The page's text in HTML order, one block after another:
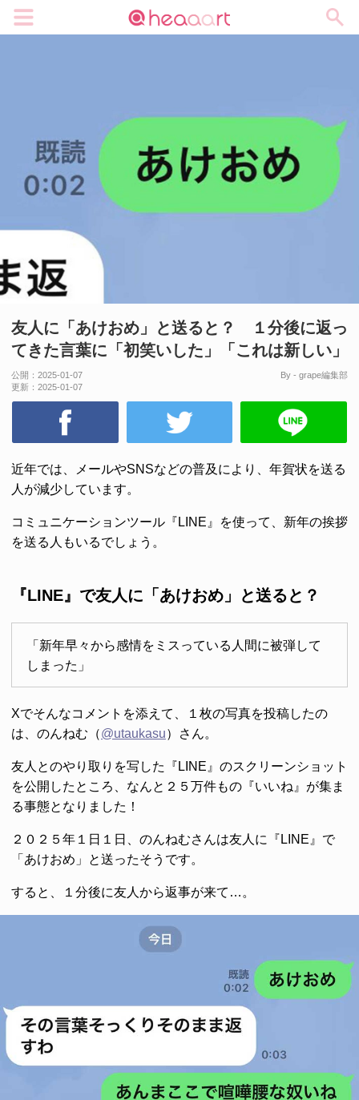
友人に「あけおめ」と送ると？ １分後に返っ
てきた言葉に「初笑いした」「これは新しい」
公開： 2025-01-07
更新： 2025-01-07
By - grape編集部
近年では、メールやSNSなどの普及により、年賀状を送る
人が減少しています。
コミュニケーションツール『LINE』を使って、新年の挨拶
を送る人もいるでしょう。
『LINE』で友人に「あけおめ」と送ると？
「新年早々から感情をミスっている人間に被弾して
しまった」
Xでそんなコメントを添えて、１枚の写真を投稿したの
は、のんねむ（@utaukasu）さん。
友人とのやり取りを写した『LINE』のスクリーンショット
を公開したところ、なんと２５万件もの『いいね』が集ま
る事態となりました！
２０２５年１日１日、のんねむさんは友人に『LINE』で
「あけおめ」と送ったそうです。
すると、１分後に友人から返事が来て…。